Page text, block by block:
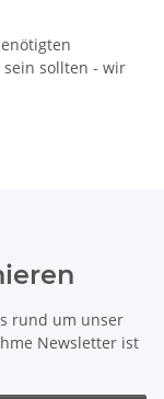
sollten - wir
rund um unser
Newsletter ist